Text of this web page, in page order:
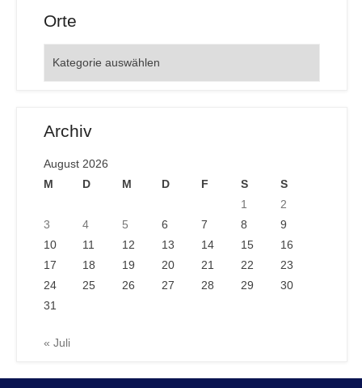
Orte
Archiv
August 2026
M
D M D F S
S
1
2
3
4 5 6 7 8
9
10
11 12 13 14 15
16
17
18 19 20 21 22
23
24
25 26 27 28 29
30
31
« Juli